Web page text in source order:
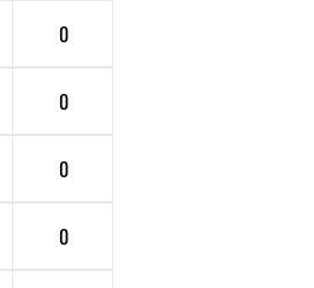
0
0
0
0